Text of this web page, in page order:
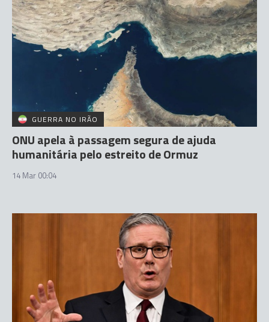
GUERRA NO IRÃO
ONU apela à passagem segura de ajuda
humanitária pelo estreito de Ormuz
14 Mar 00:04